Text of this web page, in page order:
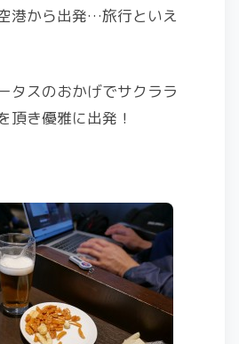
港から出発…旅行といえ
タスのおかげでサクララ
頂き優雅に出発！